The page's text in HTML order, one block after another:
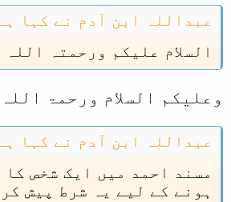
عبداللہ ابن آدم نے کہا
السلام علیکم ورحمتہ
وعلیکم السلام ورحمۃ
عبداللہ ابن آدم نے کہا
مسند احمد میں ایک شخص کا
ہونے کے لیے یہ شرط پیش